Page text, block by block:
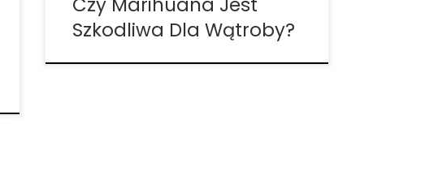
Szkodliwa Dla Wątroby?